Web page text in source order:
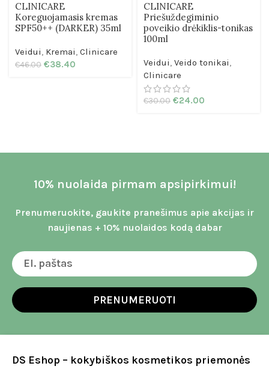
CLINICARE
Koreguojamasis kremas
SPF50++ (DARKER) 35ml
Veidui, Kremai, Clinicare
€46.00 €38.40
CLINICARE
Priešuždegiminio
poveikio drėkiklis-tonikas
100ml
Veidui, Veido tonikai,
Clinicare
€30.00 €24.00
10% nuolaida pirmam apsipirkimui!
Prenumeruokite, gaukite pranešimus apie akcijas ir
naujienas + 10% nuolaidos kodą dabar
PRENUMERUOTI
DS Eshop – kokybiškos kosmetikos priemonės